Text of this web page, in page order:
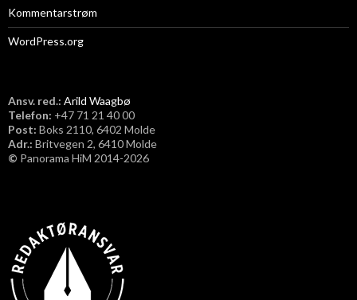
Kommentarstrøm
WordPress.org
Ansv. red.: Arild Waagbø
Telefon: ​+47 71 21 40 00
Post: Boks 2110, 6402 Molde
Adr.: Britvegen 2, 6410 Molde
© Panorama HiM 2014-2026